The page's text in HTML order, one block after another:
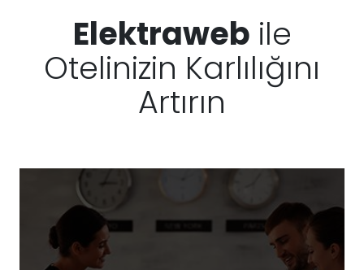
Elektraweb ile
Otelinizin Karlılığını
Artırın